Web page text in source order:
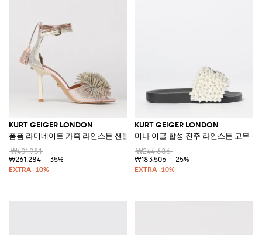
KURT GEIGER LONDON
폼폼 라미네이트 가죽 라인스톤 샌들
₩401,981
₩261,284
-35%
KURT GEIGER LONDON
미나 이글 합성 진주 라인스톤 고무 슬
₩244,686
₩183,506
-25%